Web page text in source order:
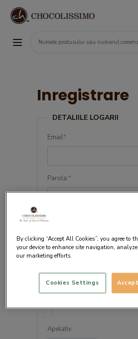
Inregistrare
DETALIILE LOGARII
Email*
Parola:*
Confirma parola:
DETALIILE PERSONALE
Apelativ
By clicking “Accept All Cookies”, you agree to
your device to enhance site navigation,
our marketing efforts.
Cookies Settings